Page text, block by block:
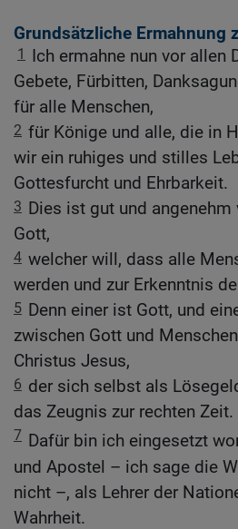
Grundsätzliche Ermahnung
1
Ich ermahne nun vor allen
Gebete, Fürbitten,
für alle Menschen,
2 für Könige und alle, die in
wir ein ruhiges und stilles
Gottesfurcht und Ehrbarkeit.
3 Dies ist gut und angenehm
Gott,
4 welcher will, dass alle
werden und zur Erkenntnis
5 Denn einer ist Gott, und
zwischen Gott und
Christus Jesus,
6 der sich selbst als
das Zeugnis zur rechten Zeit.
7 Dafür bin ich eingesetzt
und Apostel – ich sage die
nicht –, als Lehrer der
Wahrheit.